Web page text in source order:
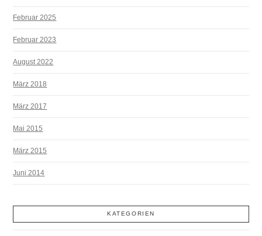
Februar 2025
Februar 2023
August 2022
März 2018
März 2017
Mai 2015
März 2015
Juni 2014
KATEGORIEN